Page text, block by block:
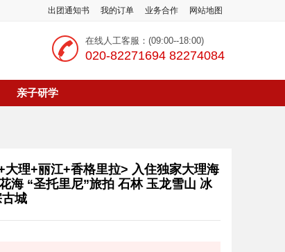
出团通知书 我的订单 业务合作 网站地图
在线人工客服：(09:00--18:00)
‭020-82271694 82274084
亲子研学
大理+丽江+香格里拉> 入住独家大理海
海 “圣托里尼”旅拍 石林 玉龙雪山 冰
城